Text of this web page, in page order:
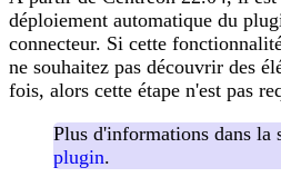
déploiement automatique du
connecteur. Si cette
ne souhaitez pas découvrir des
fois, alors cette étape n'est pas
Plus d'informations dans la
plugin.